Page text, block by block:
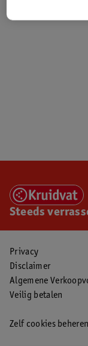
Steeds
Privacy
Disclaimer
Algemene
Veilig betalen
Zelf cookies beheren